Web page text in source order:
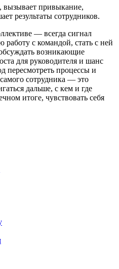
вызывает привыкание,
результаты сотрудников.
— всегда сигнал
работу с командой, стать с ней
возникающие
для руководителя и шанс
пересмотреть процессы и
сотрудника — это
дальше, с кем и где
итоге, чувствовать себя